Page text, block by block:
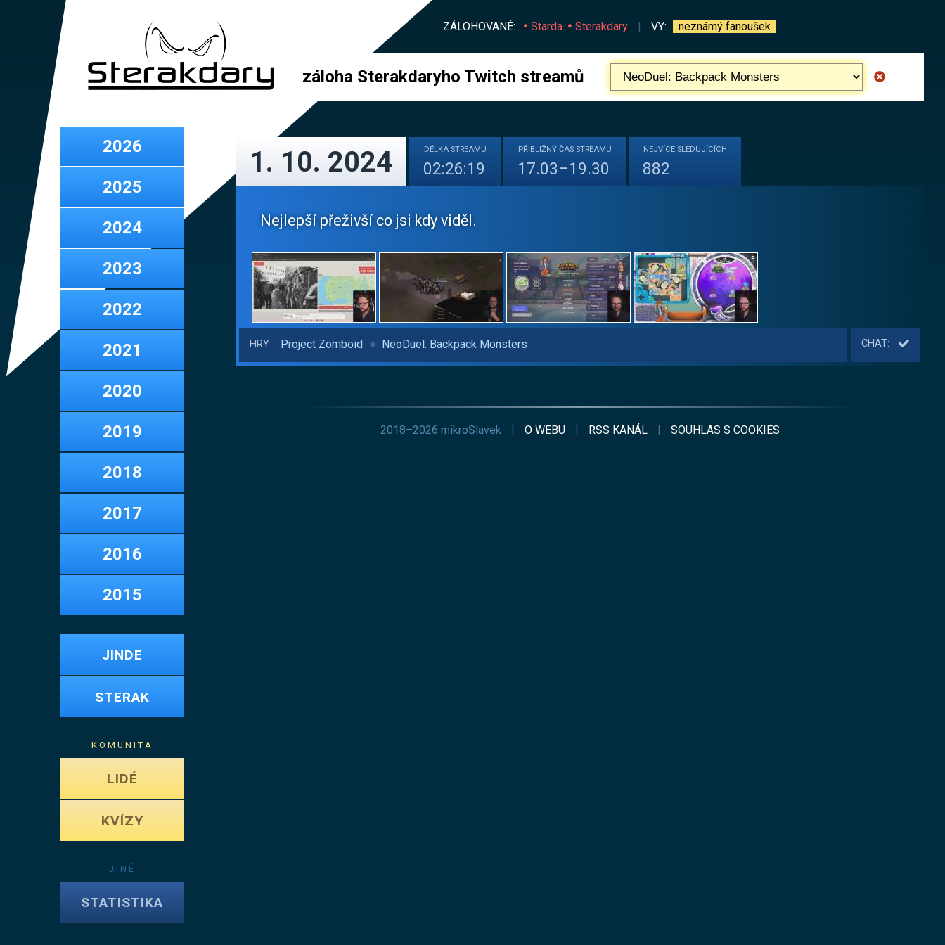
ZÁLOHOVANÉ: Starda Sterakdary | VY: neznámý fanoušek
záloha Sterakdaryho Twitch streamů
2026
2025
2024
2023
2022
2021
2020
2019
2018
2017
2016
2015
JINDE
STERAK
KOMUNITA
LIDÉ
KVÍZY
JINÉ
STATISTIKA
1. 10. 2024 DÉLKA STREAMU
02:26:19
PŘIBLIŽNÝ ČAS STREAMU
17.03–19.30
NEJVÍCE SLEDUJÍCÍCH
882
Nejlepší přeživší co jsi kdy viděl.
HRY: Project Zomboid NeoDuel: Backpack Monsters CHAT:
2018–2026 mikroSlavek | O WEBU | RSS KANÁL | SOUHLAS S COOKIES